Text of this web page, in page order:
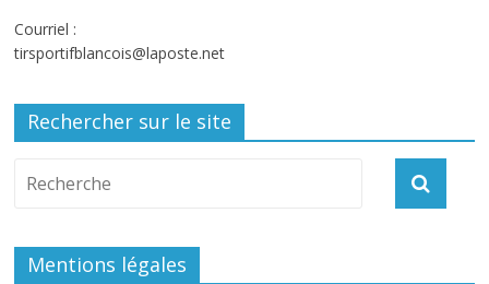
Courriel :
tirsportifblancois@laposte.net
Rechercher sur le site
Mentions légales